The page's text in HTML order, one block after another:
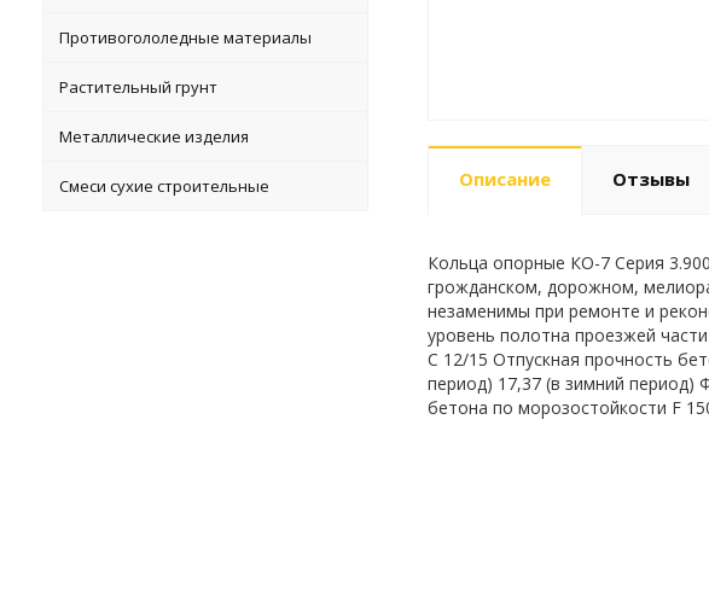
Противогололедные материалы
Растительный грунт
Металлические изделия
Смеси сухие строительные Описание Отзывы
Кольца опорные КО-7 Серия
грожданском, дорожном,
незаменимы при ремонте и
уровень полотна проезжей
С 12/15 Отпускная прочность
период) 17,37 (в зимний период)
бетона по морозостойкости F